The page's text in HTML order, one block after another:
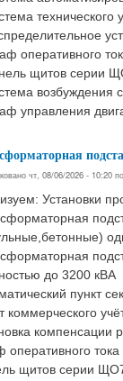
технического
оперативного
щитов серии
возбуждения
управления
чт, 08/06/2026 - 10:20
Установки
до 3200 кВА
пункт
коммерческого
компенсации
оперативного
щитов серии